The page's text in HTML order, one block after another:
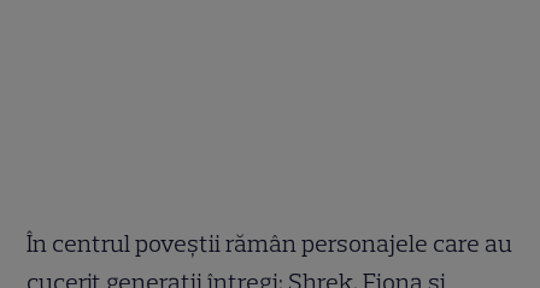
În centrul poveștii rămân personajele care au
cucerit generații întregi: Shrek, Fiona și